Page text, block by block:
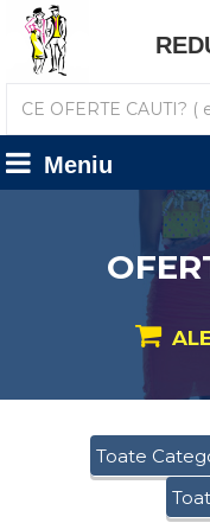
Meniu